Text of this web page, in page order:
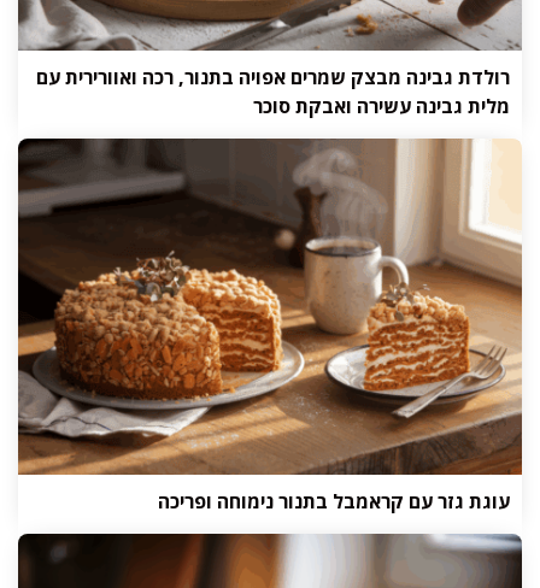
רולדת גבינה מבצק שמרים אפויה בתנור, רכה ואוורירית עם
מלית גבינה עשירה ואבקת סוכר
עוגת גזר עם קראמבל בתנור נימוחה ופריכה